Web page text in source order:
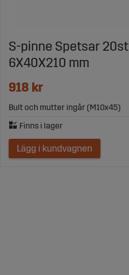
S-pinne Spetsar 20st
6X40X210 mm
918 kr
Bult och mutter ingår (M10x45)
Lägg i kundvagnen